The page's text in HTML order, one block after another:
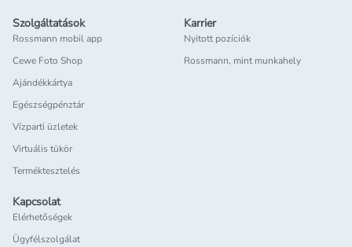
Szolgáltatások
Rossmann mobil app
Cewe Foto Shop
Ajándékkártya
Egészségpénztár
Vízparti üzletek
Virtuális tükör
Terméktesztelés
Karrier
Nyitott pozíciók
Rossmann, mint munkahely
Kapcsolat
Elérhetőségek
Ügyfélszolgálat